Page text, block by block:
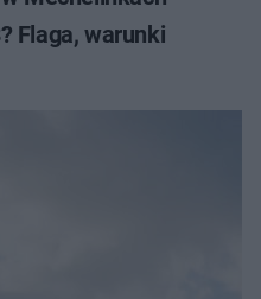
Flaga, warunki